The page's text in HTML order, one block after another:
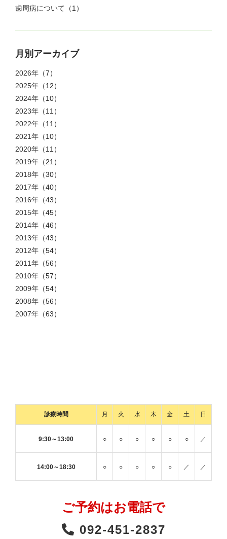
歯周病について （1）
月別アーカイブ
2026年 （7）
2025年 （12）
2024年 （10）
2023年 （11）
2022年 （11）
2021年 （10）
2020年 （11）
2019年 （21）
2018年 （30）
2017年 （40）
2016年 （43）
2015年 （45）
2014年 （46）
2013年 （43）
2012年 （54）
2011年 （56）
2010年 （57）
2009年 （54）
2008年 （56）
2007年 （63）
診療時間 月 火 水 木 金 土 日
9:30～13:00 ○ ○ ○ ○ ○ ○ ／
14:00～18:30 ○ ○ ○ ○ ○ ／ ／
ご予約はお電話で
092-451-2837